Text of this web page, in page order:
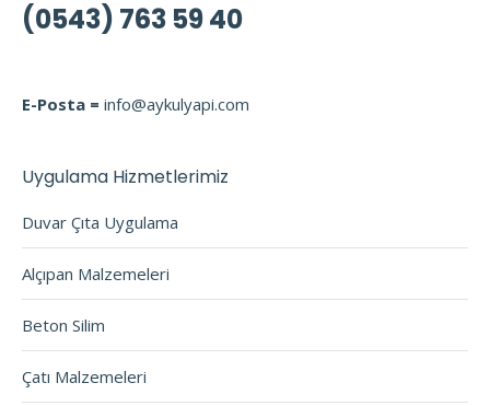
(0543) 763 59 40
E-Posta = info@aykulyapi.com
Uygulama Hizmetlerimiz
Duvar Çıta Uygulama
Alçıpan Malzemeleri
Beton Silim
Çatı Malzemeleri